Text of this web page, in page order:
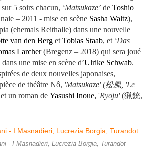
5 soirs chacun, ‘Matsukaze’ de Toshio
– 2011 - mise en scène Sasha Waltz),
(ehemals Reithalle) dans une nouvelle
van den Berg et Tobias Staab, et ‘Das
Larcher(Bregenz – 2018) qui sera joué
une mise en scène d’Ulrike Schwab.
de deux nouvelles japonaises,
de théâtre Nô, 'Matsukaze' (松風, 'Le
et un roman de Yasushi Inoue, 'Ryōjū'(猟銃,
- I Masnadieri, Lucrezia Borgia, Turandot